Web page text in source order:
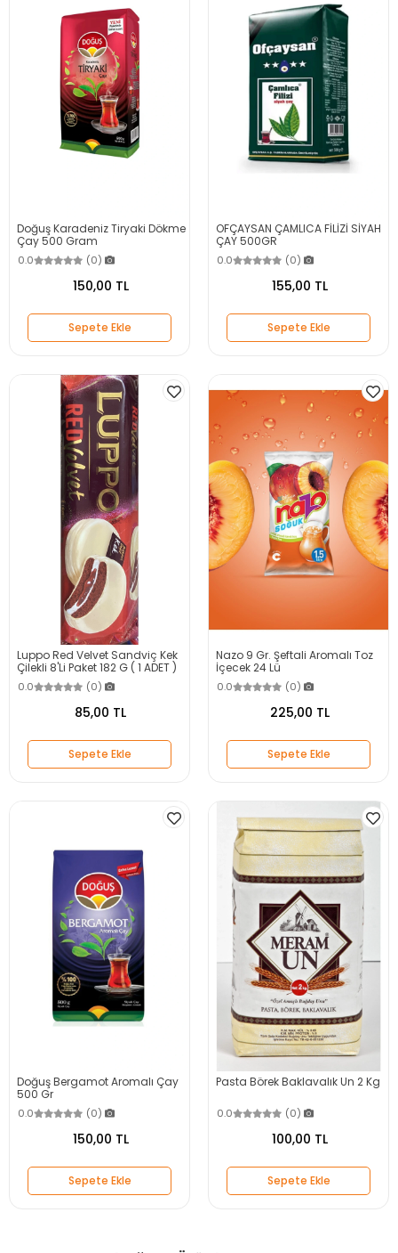
Doğuş Karadeniz Tiryaki Dökme
Çay 500 Gram
0.0 (0)
150,00 TL
Sepete Ekle
OFÇAYSAN ÇAMLICA FİLİZİ SİYAH
ÇAY 500GR
0.0 (0)
155,00 TL
Sepete Ekle
Luppo Red Velvet Sandviç Kek
Çilekli 8'Li Paket 182 G ( 1 ADET )
0.0 (0)
85,00 TL
Sepete Ekle
Nazo 9 Gr. Şeftali Aromalı Toz
İçecek 24 Lü
0.0 (0)
225,00 TL
Sepete Ekle
Doğuş Bergamot Aromalı Çay
500 Gr
0.0 (0)
150,00 TL
Sepete Ekle
Pasta Börek Baklavalık Un 2 Kg
0.0 (0)
100,00 TL
Sepete Ekle